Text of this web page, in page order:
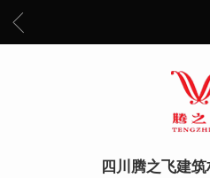
四川腾之飞建